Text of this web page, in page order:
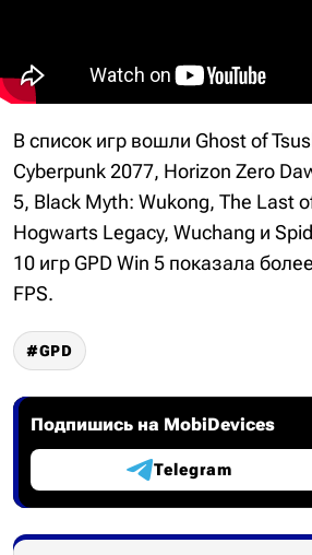
В список игр вошли Ghost of
Cyberpunk 2077, Horizon Zero
5, Black Myth: Wukong, The Last
Hogwarts Legacy, Wuchang и
10 игр GPD Win 5 показала
FPS.
GPD
Подпишись на MobiDevices
Telegram